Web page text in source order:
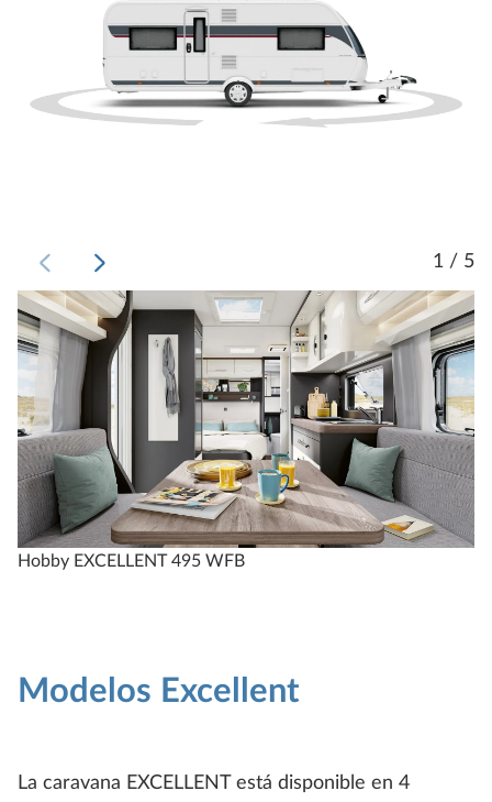
1 / 5
Hobby EXCELLENT 495 WFB
Modelos Excellent
La caravana EXCELLENT está disponible en 4